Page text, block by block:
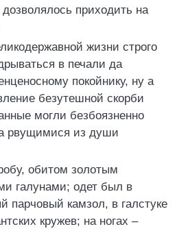
приходить на
жизни строго
в печали да
покойнику, ну а
безутешной скорби
могли безбоязненно
рвущимися из души
обитом золотым
галунами; одет был в
парчовый камзол, в галстуке
кружев; на ногах –